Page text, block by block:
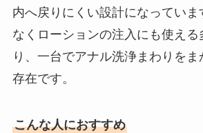
内へ戻りにくい設計になってい
なくローションの注入にも使える
り、一台でアナル洗浄まわりを
存在です。
こんな人におすすめ